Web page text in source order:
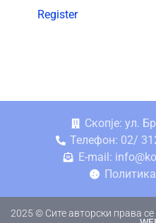
Register
Скопје: ул.
Телефон: 02/
E-mail:
2025 © Сите авторски права